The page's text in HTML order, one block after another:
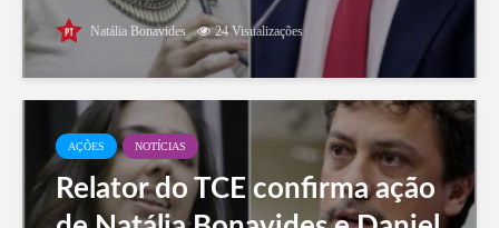
Natália Bonavides 24 Visualizações
AÇÕES NOTÍCIAS
Relator do TCE confirma ação